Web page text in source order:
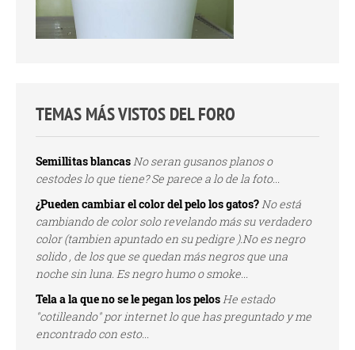
TEMAS MÁS VISTOS DEL FORO
Semillitas blancasNo seran gusanos planos o
cestodes lo que tiene? Se parece a lo de la foto...
¿Pueden cambiar el color del pelo los gatos?No está
cambiando de color solo revelando más su verdadero
color (tambien apuntado en su pedigre ).No es negro
solido , de los que se quedan más negros que una
noche sin luna. Es negro humo o smoke...
Tela a la que no se le pegan los pelosHe estado
"cotilleando" por internet lo que has preguntado y me
encontrado con esto...